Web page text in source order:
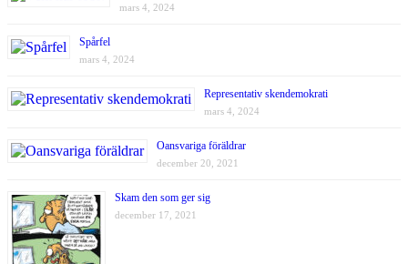
mars 4, 2024
Spårfel
mars 4, 2024
Representativ skendemokrati
mars 4, 2024
Oansvariga föräldrar
december 20, 2021
Skam den som ger sig
december 17, 2021